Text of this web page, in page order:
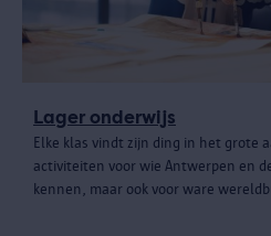
Lager onderwijs
Elke klas vindt zijn ding in het grote
activiteiten voor wie Antwerpen en
kennen, maar ook voor ware